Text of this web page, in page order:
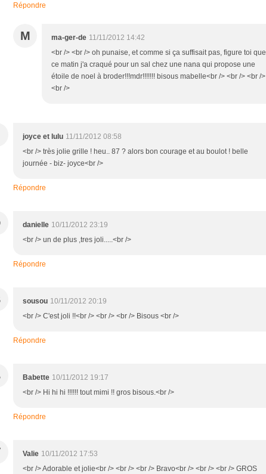
Répondre
M ma-ger-de 11/11/2012 14:42
<br /> <br /> oh punaise, et comme si ça suffisait pas, figure toi que
ce matin j'a craqué pour un sal chez une nana qui propose une
étoile de noel à broder!!!mdr!!!!!!! bisous mabelle<br /> <br /> <br />
<br />
joyce et lulu 11/11/2012 08:58
<br /> très jolie grille ! heu.. 87 ? alors bon courage et au boulot ! belle
journée - biz- joyce<br />
Répondre
danielle 10/11/2012 23:19
<br /> un de plus ,tres joli.....<br />
Répondre
sousou 10/11/2012 20:19
<br /> C'est joli !!<br /> <br /> <br /> Bisous <br />
Répondre
Babette 10/11/2012 19:17
<br /> Hi hi hi !!!!!! tout mimi !! gros bisous.<br />
Répondre
Valie 10/11/2012 17:53
<br /> Adorable et jolie<br /> <br /> <br /> Bravo<br /> <br /> <br /> GROS